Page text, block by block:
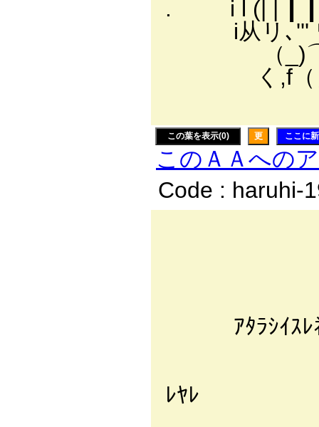
. i l (| |
i从リ
（_)⌒ｌ
く,f（
この葉を表示(0) 更 ここに
このＡＡへの
Code : haruhi-
ｱﾀﾗｼｲｽﾚ
ﾚﾔﾚ